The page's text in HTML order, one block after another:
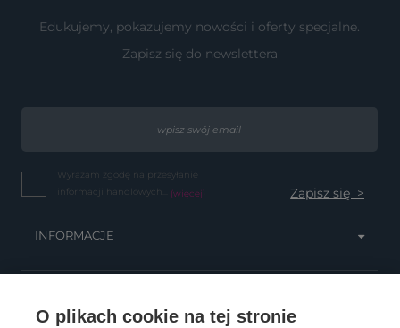
O plikach cookie na tej stronie
Edukujemy, pokazujemy nowości i oferty specjalne.
Zapisz się do newslettera
Wyrażam zgodę na przesyłanie
informacji handlowych... (więcej)
INFORMACJE
OBSŁUGA KLIENTA